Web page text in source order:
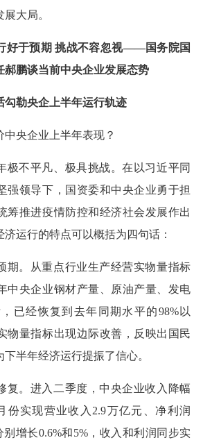
大局。
好于预期 挑战不容忽视——国务院国
郝鹏谈当前中央企业发展态势
勾勒央企上半年运行轨迹
中央企业上半年表现？
极不平凡、极具挑战。在以习近平同
强领导下，国资委和中央企业勇于担
筹推进疫情防控和经济社会发展作出
运行的特点可以概括为四句话：
期。从重点行业生产经营实物量指标
中央企业钢材产量、原油产量、发电
已经恢复到去年同期水平的98%以
物量指标出现边际改善，反映出国民
半年经济运行提振了信心。
复。进入二季度，中央企业收入降幅
份实现营业收入2.9万亿元、净利润
别增长0.6%和5%，收入和利润同步实